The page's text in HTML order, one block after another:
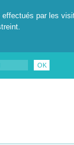
par les
OK